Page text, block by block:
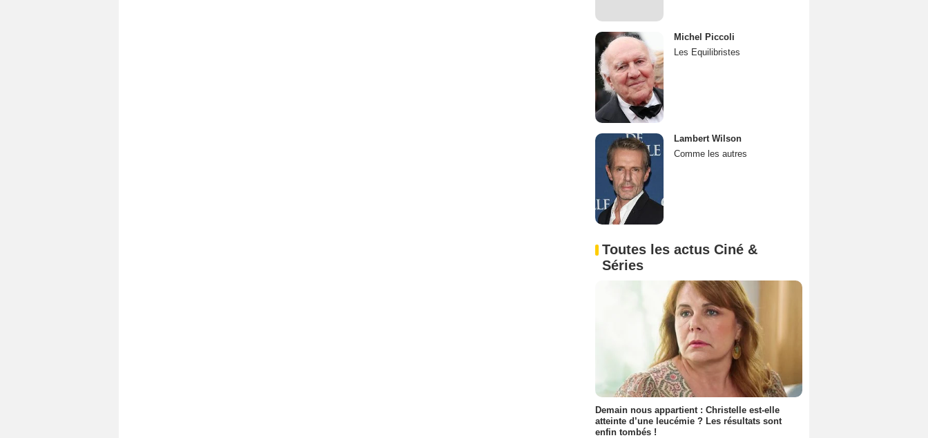
Michel Piccoli
Les Equilibristes
Lambert Wilson
Comme les autres
Toutes les actus Ciné &
Séries
Demain nous appartient : Christelle est-elle
atteinte d’une leucémie ? Les résultats sont
enfin tombés !